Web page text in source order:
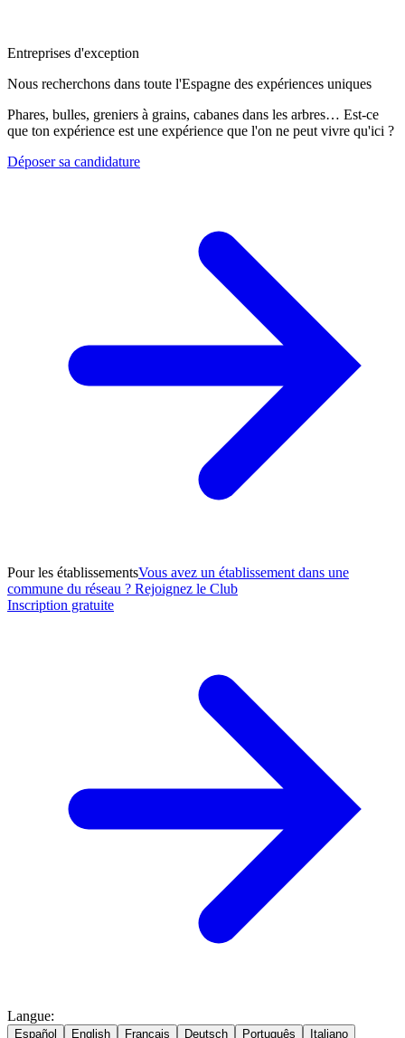
Entreprises d'exception
Nous recherchons dans toute l'Espagne des expériences uniques
Phares, bulles, greniers à grains, cabanes dans les arbres… Est-ce
que ton expérience est une expérience que l'on ne peut vivre qu'ici ?
Déposer sa candidature
Pour les établissementsVous avez un établissement dans une
commune du réseau ? Rejoignez le Club
Inscription gratuite
Langue:
Español English Français Deutsch Português Italiano